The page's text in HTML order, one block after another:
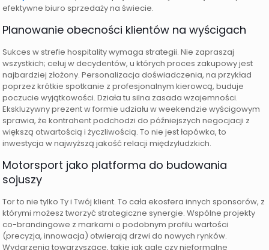
efektywne biuro sprzedaży na świecie.
Planowanie obecności klientów na wyścigach
Sukces w strefie hospitality wymaga strategii. Nie zapraszaj
wszystkich; celuj w decydentów, u których proces zakupowy jest
najbardziej złożony. Personalizacja doświadczenia, na przykład
poprzez krótkie spotkanie z profesjonalnym kierowcą, buduje
poczucie wyjątkowości. Działa tu silna zasada wzajemności.
Ekskluzywny prezent w formie udziału w weekendzie wyścigowym
sprawia, że kontrahent podchodzi do późniejszych negocjacji z
większą otwartością i życzliwością. To nie jest łapówka, to
inwestycja w najwyższą jakość relacji międzyludzkich.
Motorsport jako platforma do budowania
sojuszy
Tor to nie tylko Ty i Twój klient. To cała ekosfera innych sponsorów, z
którymi możesz tworzyć strategiczne synergie. Wspólne projekty
co-brandingowe z markami o podobnym profilu wartości
(precyzja, innowacja) otwierają drzwi do nowych rynków.
Wydarzenia towarzyszące, takie jak gale czy nieformalne